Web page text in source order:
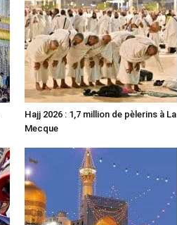
Hajj 2026 : 1,7 million de pèlerins à La
Mecque